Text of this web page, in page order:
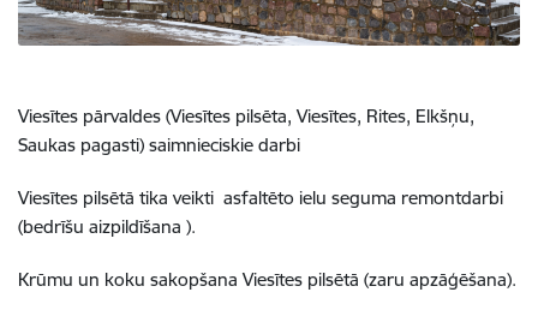
Viesītes pārvaldes (Viesītes pilsēta, Viesītes, Rites, Elkšņu,
Saukas pagasti) saimnieciskie darbi
Viesītes pilsētā tika veikti asfaltēto ielu seguma remontdarbi
(bedrīšu aizpildīšana ).
Krūmu un koku sakopšana Viesītes pilsētā (zaru apzāģēšana).